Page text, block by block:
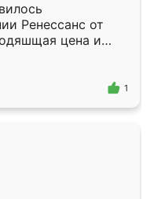
Ренессанс от
цена и
Приехавший
самый
1